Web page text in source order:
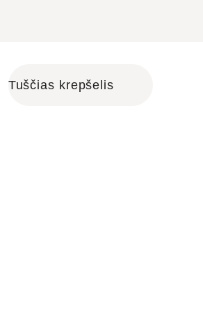
Shopping cart
Tuščias krepšelis